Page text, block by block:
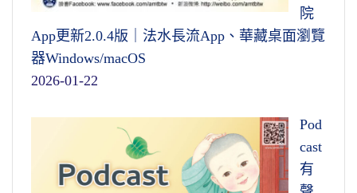
院
App更新2.0.4版｜法水長流App、華藏桌面瀏覽
器Windows/macOS
2026-01-22
Pod
cast
有